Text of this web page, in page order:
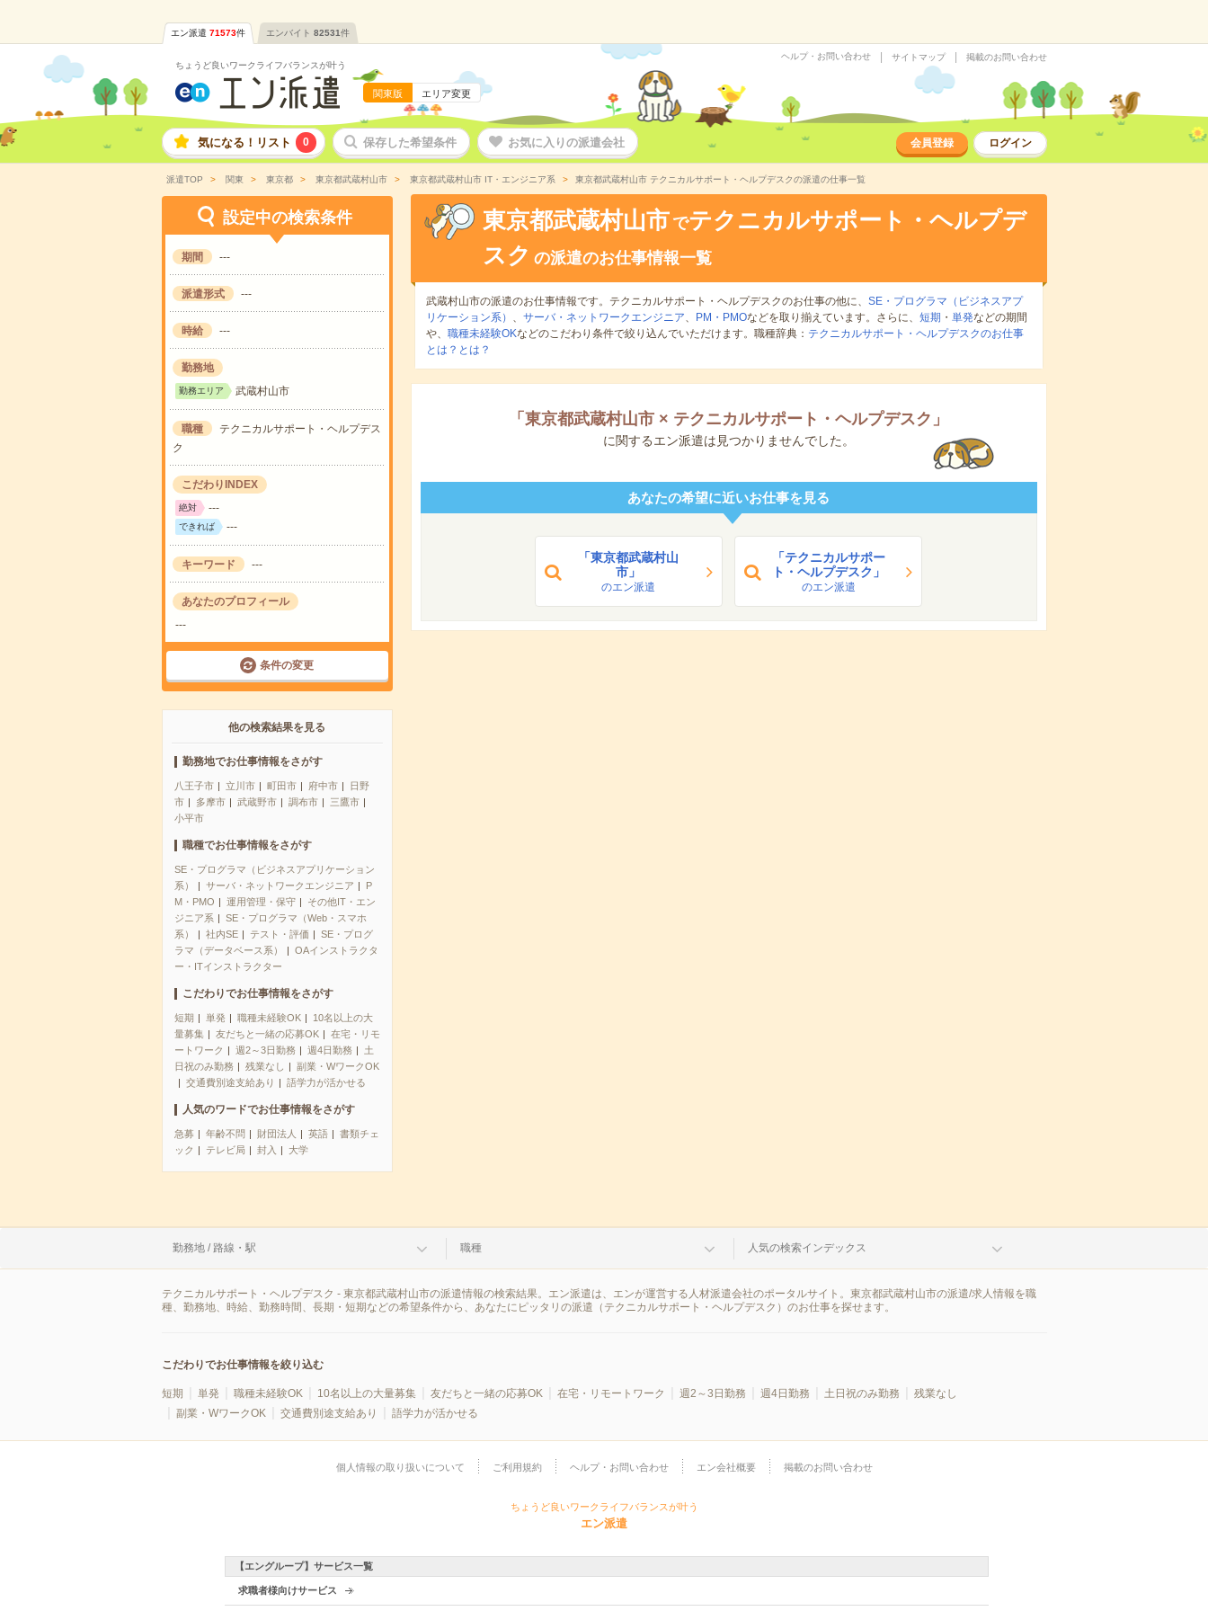
エン派遣 71573件 エンバイト 82531件
ちょうど良いワークライフバランスが叶う
関東版 エリア変更
ヘルプ・お問い合わせ サイトマップ 掲載のお問い合わせ
気になる！リスト 0 保存した希望条件 お気に入りの派遣会社 会員登録 ログイン
派遣TOP 関東 東京都 東京都武蔵村山市 東京都武蔵村山市 IT・エンジニア系 東京都武蔵村山市 テクニカルサポート・ヘルプデスクの派遣の仕事一覧
設定中の検索条件
期間 ---
派遣形式 ---
時給 ---
勤務地
勤務エリア 武蔵村山市
職種
テクニカルサポート・ヘルプデス
ク
こだわりINDEX
絶対 ---
できれば ---
キーワード ---
あなたのプロフィール
---
条件の変更
他の検索結果を見る
勤務地でお仕事情報をさがす
八王子市 立川市 町田市 府中市
日野
市
多摩市 武蔵野市 調布市
三鷹市
小平市
職種でお仕事情報をさがす
SE・プログラマ（ビジネスアプリケーション
系）
サーバ・ネットワークエンジニア
P
M・PMO
運用管理・保守
その他IT・エン
ジニア系
SE・プログラマ（Web・スマホ
系）
社内SE テスト・評価
SE・プログ
ラマ（データベース系）
OAインストラクタ
ー・ITインストラクター
こだわりでお仕事情報をさがす
短期 単発 職種未経験OK
10名以上の大
量募集
友だちと一緒の応募OK
在宅・リモ
ートワーク
週2～3日勤務 週4日勤務
土
日祝のみ勤務
残業なし
副業・WワークOK
交通費別途支給あり
語学力が活かせる
人気のワードでお仕事情報をさがす
急募 年齢不問 財団法人 英語
書類チェ
ック
テレビ局 封入 大学
東京都武蔵村山市 でテクニカルサポート・ヘルプデ
スク の派遣のお仕事情報一覧
武蔵村山市の派遣のお仕事情報です。テクニカルサポート・ヘルプデスクのお仕事の他に、 SE・プログラマ（ビジネスアプ
リケーション系） 、 サーバ・ネットワークエンジニア、 PM・PMOなどを取り揃えています。さらに、 短期 ・ 単発などの期間
や、 職種未経験OKなどのこだわり条件で絞り込んでいただけます。職種辞典： テクニカルサポート・ヘルプデスクのお仕事
とは？とは？
「 東京都武蔵村山市 × テクニカルサポート・ヘルプデスク 」
に関するエン派遣は見つかりませんでした。
あなたの希望に近いお仕事を見る
「東京都武蔵村山
市」
のエン派遣
「テクニカルサポー
ト・ヘルプデスク」
のエン派遣
勤務地 / 路線・駅 職種 人気の検索インデックス
テクニカルサポート・ヘルプデスク - 東京都武蔵村山市の派遣情報の検索結果。エン派遣は、エンが運営する人材派遣会社のポータルサイト。東京都武蔵村山市の派遣/求人情報を職
種、勤務地、時給、勤務時間、長期・短期などの希望条件から、あなたにピッタリの派遣（テクニカルサポート・ヘルプデスク）のお仕事を探せます。
こだわりでお仕事情報を絞り込む
短期 単発 職種未経験OK 10名以上の大量募集 友だちと一緒の応募OK 在宅・リモートワーク 週2～3日勤務 週4日勤務 土日祝のみ勤務
残業なし
副業・WワークOK
交通費別途支給あり 語学力が活かせる
個人情報の取り扱いについて ご利用規約 ヘルプ・お問い合わせ エン会社概要 掲載のお問い合わせ
ちょうど良いワークライフバランスが叶う
エン派遣
【エングループ】サービス一覧
求職者様向けサービス